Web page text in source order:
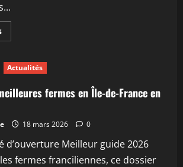
En
savoir
Découvrez
la
pédagogique
91
pour
une
expérience
éducative
unique
Actualités
fermes en Île-de-France en
18 mars 2026 0
d’ouverture Meilleur guide 2026
fermes franciliennes, ce dossier